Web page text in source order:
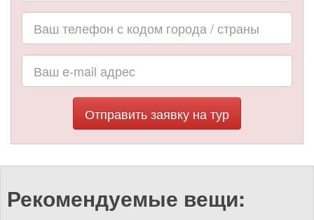
Отправить заявку на тур
Рекомендуемые вещи: